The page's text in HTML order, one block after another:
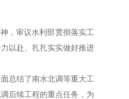
，审议水利部贯彻落实工
以赴、扎扎实实做好推进
总结了南水北调等重大工
后续工程的重点任务，为